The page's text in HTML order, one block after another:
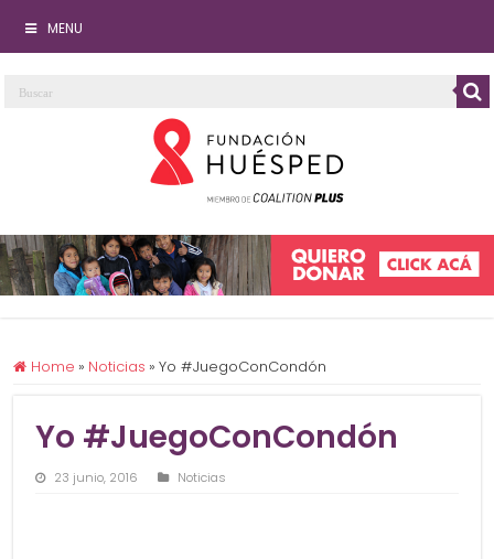
MENU
Home » Noticias » Yo #JuegoConCondón
Yo #JuegoConCondón
23 junio, 2016 Noticias